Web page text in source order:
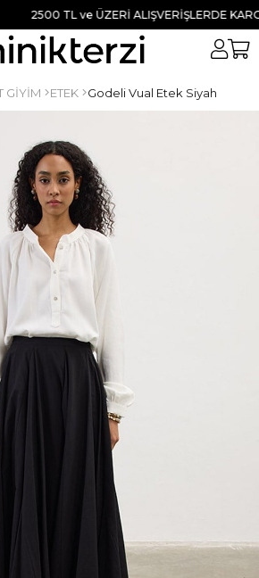
2500 TL ve ÜZERİ ALIŞVERİŞLERDE KARGO
GİYİM ETEK Godeli Vual Etek Siyah